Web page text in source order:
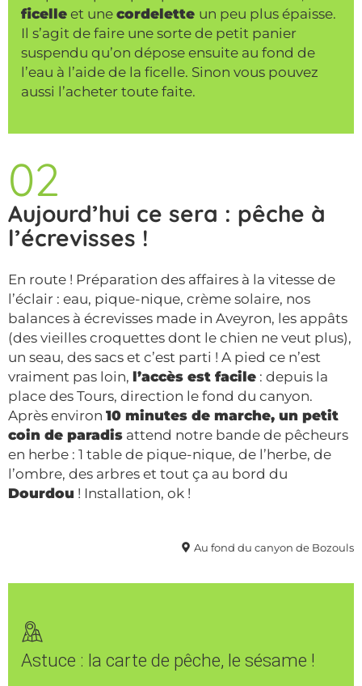
ficelle et une cordelette un peu plus épaisse.
Il s’agit de faire une sorte de petit panier
suspendu qu’on dépose ensuite au fond de
l’eau à l’aide de la ficelle. Sinon vous pouvez
aussi l’acheter toute faite.
02
Aujourd’hui ce sera : pêche à
l’écrevisses !
En route ! Préparation des affaires à la vitesse de
l’éclair : eau, pique-nique, crème solaire, nos
balances à écrevisses made in Aveyron, les appâts
(des vieilles croquettes dont le chien ne veut plus),
un seau, des sacs et c’est parti ! A pied ce n’est
vraiment pas loin, l’accès est facile : depuis la
place des Tours, direction le fond du canyon.
Après environ 10 minutes de marche, un petit
coin de paradis attend notre bande de pêcheurs
en herbe : 1 table de pique-nique, de l’herbe, de
l’ombre, des arbres et tout ça au bord du
Dourdou ! Installation, ok !
Au fond du canyon de Bozouls
Astuce : la carte de pêche, le sésame !